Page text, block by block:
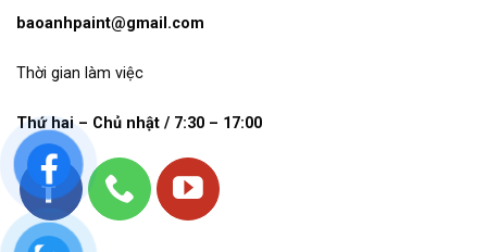
baoanhpaint@gmail.com
Thời gian làm việc
Thứ hai – Chủ nhật / 7:30 – 17:00